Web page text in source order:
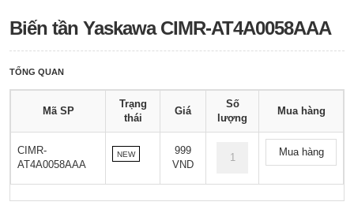
Biến tần Yaskawa CIMR-AT4A0058AAA
TỔNG QUAN
Mã SP
Trạng
thái
Giá
Số
lượng
Mua hàng
CIMR-
AT4A0058AAA
NEW
999
VND
Mua hàng